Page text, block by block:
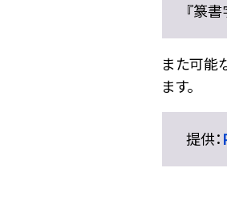
『篆
また可能
ます。
提供：